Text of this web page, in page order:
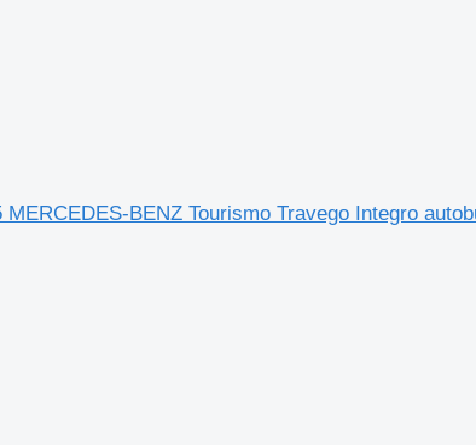
BENZ Tourismo Travego Integro